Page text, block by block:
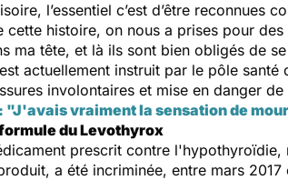
l’essentiel c’est d’être reconnues
cette histoire, on nous a prises pour
ma tête, et là ils sont bien obligés de
actuellement instruit par le pôle
involontaires et mise en danger
"J'avais vraiment la sensation de
du Levothyrox
prescrit contre
a été incriminée, entre mars